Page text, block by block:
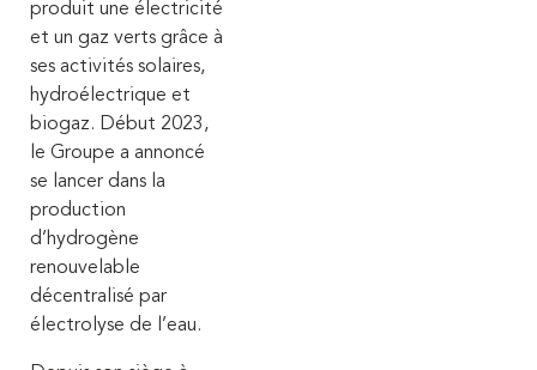
produit une électricité
et un gaz verts grâce à
ses activités solaires,
hydroélectrique et
biogaz. Début 2023,
le Groupe a annoncé
se lancer dans la
production
d’hydrogène
renouvelable
décentralisé par
électrolyse de l’eau.